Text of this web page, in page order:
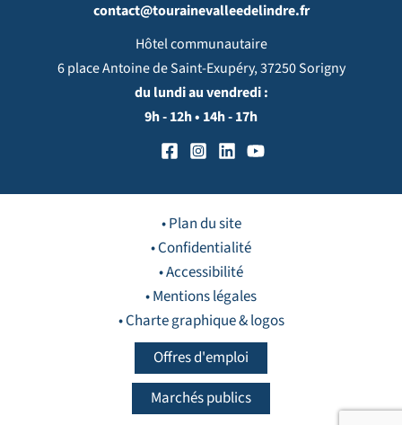
contact@tourainevalleedelindre.fr
Hôtel communautaire
6 place Antoine de Saint-Exupéry, 37250 Sorigny
du lundi au vendredi :
9h - 12h • 14h - 17h
• Plan du site
• Confidentialité
• Accessibilité
• Mentions légales
• Charte graphique & logos
Offres d'emploi
Marchés publics